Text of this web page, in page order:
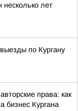
несколько лет
по Кургану
права: как
бизнес Кургана